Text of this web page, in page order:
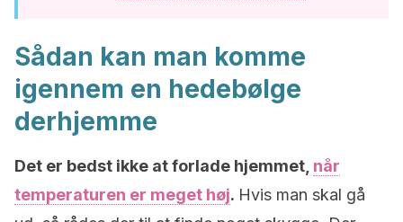
Sådan kan man komme
igennem en hedebølge
derhjemme
Det er bedst ikke at forlade hjemmet, når
temperaturen er meget høj. Hvis man skal gå